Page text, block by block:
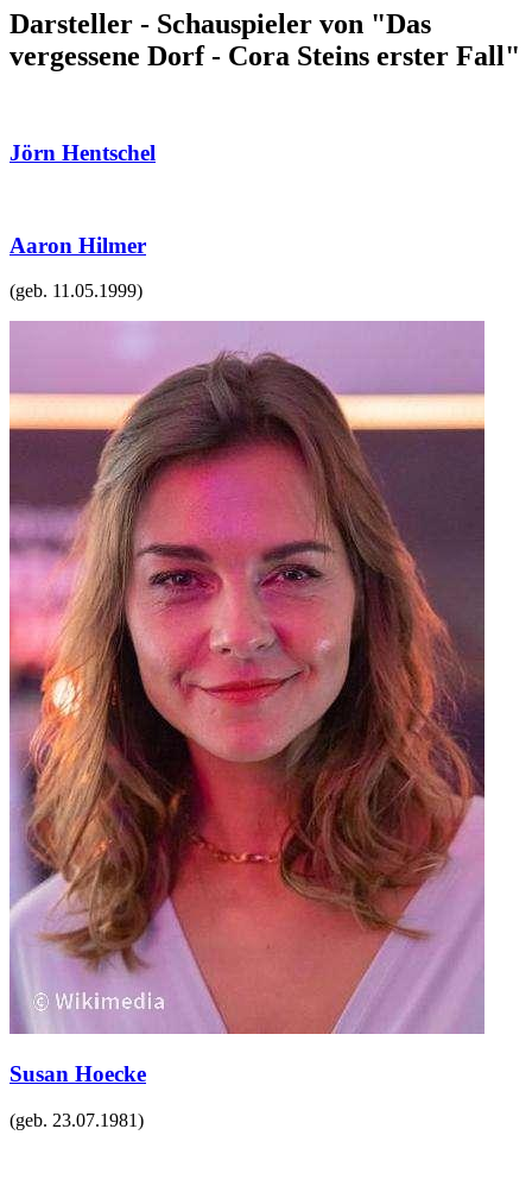
Darsteller - Schauspieler von "Das
vergessene Dorf - Cora Steins erster Fall"
Jörn Hentschel
Aaron Hilmer
(geb. 11.05.1999)
Susan Hoecke
(geb. 23.07.1981)